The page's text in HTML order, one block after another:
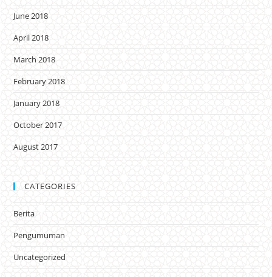
June 2018
April 2018
March 2018
February 2018
January 2018
October 2017
August 2017
CATEGORIES
Berita
Pengumuman
Uncategorized